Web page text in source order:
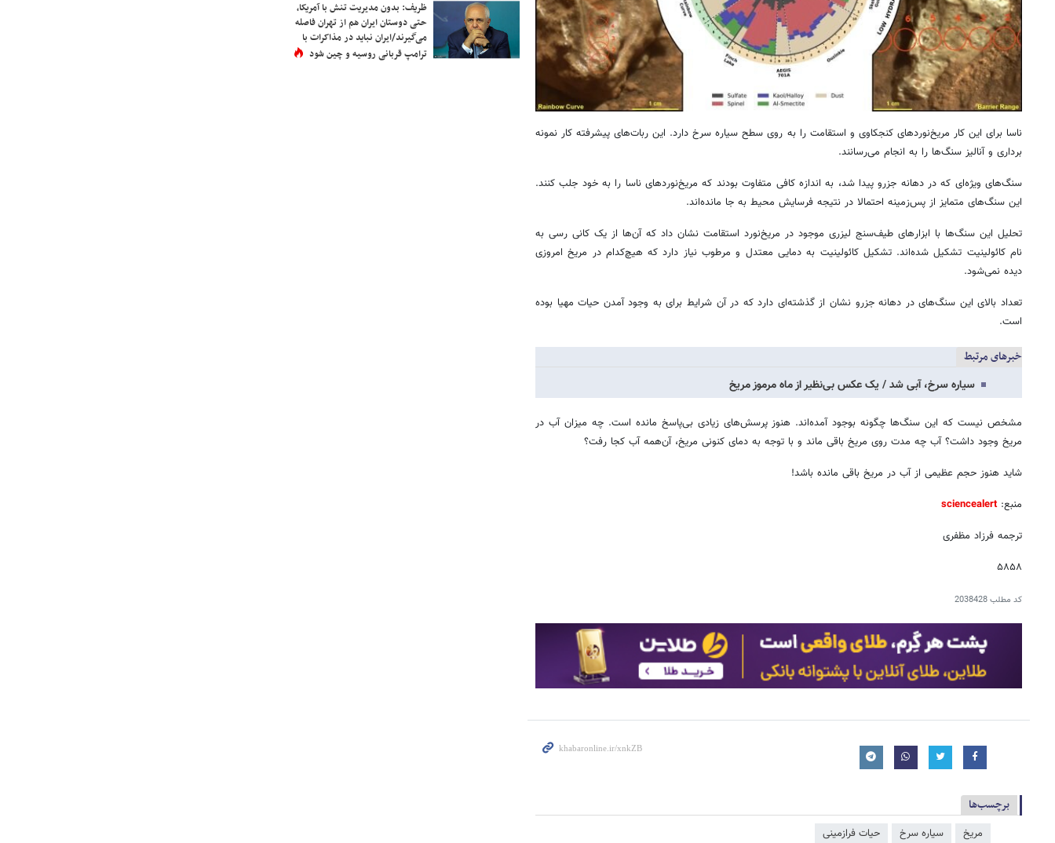
ناسا برای این کار مریخ‌نوردهای کنجکاوی و استقامت را به روی سطح سیاره سرخ دارد. این ربات‌های پیشرفته‌ کار نمونه
برداری و آنالیز سنگ‌ها را به انجام می‌رسانند.
سنگ‌های ویژه‌ای که در دهانه‌ جزرو پیدا شد، به اندازه کافی متفاوت بودند که مریخ‌نوردهای ناسا را به خود جلب کنند.
این سنگ‌های متمایز از پس‌زمینه احتمالا در نتیجه فرسایش محیط به جا مانده‌اند.
تحلیل این سنگ‌ها با ابزارهای طیف‌سنج لیزری موجود در مریخ‌نورد استقامت نشان داد که آن‌ها از یک کانی رسی به
نام کائولینیت تشکیل شده‌اند. تشکیل کائولینیت به دمایی معتدل و مرطوب نیاز دارد که هیچ‌کدام در مریخ امروزی
دیده نمی‌شود.
تعداد بالای این سنگ‌های در دهانه جزرو نشان از گذشته‌ای دارد که در آن شرایط برای به وجود آمدن حیات مهیا بوده
است.
خبرهای مرتبط
سیاره سرخ، آبی شد / یک عکس بی‌نظیر از ماه مرموز مریخ
مشخص نیست که این سنگ‌ها چگونه بوجود آمده‌اند. هنوز پرسش‌های زیادی بی‌پاسخ مانده است. چه میزان آب در
مریخ وجود داشت؟ آب چه مدت روی مریخ باقی ماند و با توجه به دمای کنونی مریخ، آن‌همه آب کجا رفت؟
شاید هنوز حجم عظیمی از آب در مریخ باقی مانده باشد!
منبع:sciencealert
ترجمه فرزاد مظفری
۵۸۵۸
کد مطلب2038428
برچسب‌ها
مریخ سیاره سرخ حیات فرازمینی
ظریف: بدون مدیریت تنش با آمریکا،
حتی دوستان ایران هم از تهران فاصله
می‌گیرند/ایران نباید در مذاکرات با
ترامپ قربانی روسیه و چین شود